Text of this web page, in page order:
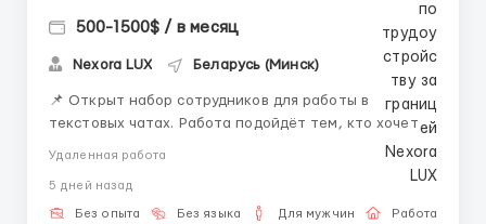
500-1500$ / в месяц
Nexora LUX Беларусь (Минск)
📌 Открыт набор сотрудников для работы в
текстовых чатах. Работа подойдёт тем, кто хочет
работать удалённо и развиваться в сфере онлайн-
переписку — отвечать на сообщения —
сопровождать клиентов — работать с внутренней
Удаленная работа
5 дней назад
Без опыта Без языка Для мужчин Работа